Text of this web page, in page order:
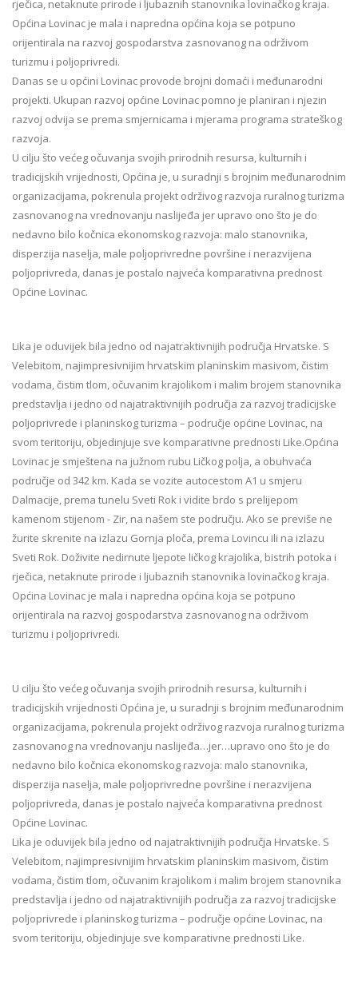
rječica, netaknute prirode i ljubaznih stanovnika lovinačkog kraja.
Općina Lovinac je mala i napredna općina koja se potpuno
orijentirala na razvoj gospodarstva zasnovanog na održivom
turizmu i poljoprivredi.
Danas se u općini Lovinac provode brojni domaći i međunarodni
projekti. Ukupan razvoj općine Lovinac pomno je planiran i njezin
razvoj odvija se prema smjernicama i mjerama programa strateškog
razvoja.
U cilju što većeg očuvanja svojih prirodnih resursa, kulturnih i
tradicijskih vrijednosti, Općina je, u suradnji s brojnim međunarodnim
organizacijama, pokrenula projekt održivog razvoja ruralnog turizma
zasnovanog na vrednovanju naslijeđa jer upravo ono što je do
nedavno bilo kočnica ekonomskog razvoja: malo stanovnika,
disperzija naselja, male poljoprivredne površine i nerazvijena
poljoprivreda, danas je postalo najveća komparativna prednost
Općine Lovinac.
Lika je oduvijek bila jedno od najatraktivnijih područja Hrvatske. S
Velebitom, najimpresivnijim hrvatskim planinskim masivom, čistim
vodama, čistim tlom, očuvanim krajolikom i malim brojem stanovnika
predstavlja i jedno od najatraktivnijih područja za razvoj tradicijske
poljoprivrede i planinskog turizma – područje općine Lovinac, na
svom teritoriju, objedinjuje sve komparativne prednosti Like.Općina
Lovinac je smještena na južnom rubu Ličkog polja, a obuhvaća
područje od 342 km. Kada se vozite autocestom A1 u smjeru
Dalmacije, prema tunelu Sveti Rok i vidite brdo s prelijepom
kamenom stijenom - Zir, na našem ste području. Ako se previše ne
žurite skrenite na izlazu Gornja ploča, prema Lovincu ili na izlazu
Sveti Rok. Doživite nedirnute ljepote ličkog krajolika, bistrih potoka i
rječica, netaknute prirode i ljubaznih stanovnika lovinačkog kraja.
Općina Lovinac je mala i napredna općina koja se potpuno
orijentirala na razvoj gospodarstva zasnovanog na održivom
turizmu i poljoprivredi.
U cilju što većeg očuvanja svojih prirodnih resursa, kulturnih i
tradicijskih vrijednosti Općina je, u suradnji s brojnim međunarodnim
organizacijama, pokrenula projekt održivog razvoja ruralnog turizma
zasnovanog na vrednovanju naslijeđa…jer…upravo ono što je do
nedavno bilo kočnica ekonomskog razvoja: malo stanovnika,
disperzija naselja, male poljoprivredne površine i nerazvijena
poljoprivreda, danas je postalo najveća komparativna prednost
Općine Lovinac.
Lika je oduvijek bila jedno od najatraktivnijih područja Hrvatske. S
Velebitom, najimpresivnijim hrvatskim planinskim masivom, čistim
vodama, čistim tlom, očuvanim krajolikom i malim brojem stanovnika
predstavlja i jedno od najatraktivnijih područja za razvoj tradicijske
poljoprivrede i planinskog turizma – područje općine Lovinac, na
svom teritoriju, objedinjuje sve komparativne prednosti Like.